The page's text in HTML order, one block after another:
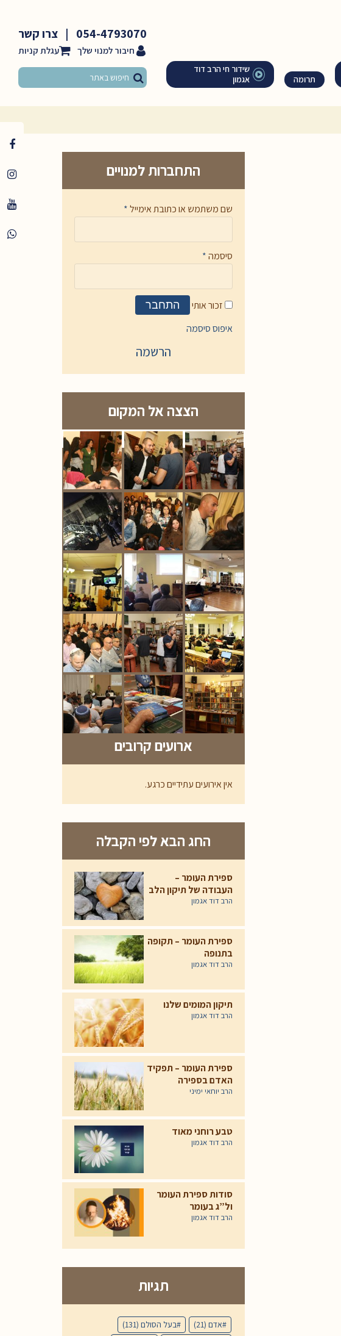
תרומה
שידור חי הרב דוד
אגמון
054-4793070
| צרו קשר
חיבור למנוי שלך
התחברות למנויים
שם משתמש או כתובת אימייל*
סיסמה*
זכור אותי התחבר
איפוס סיסמה
הרשמה
הצצה אל המקום
ארועים קרובים
אין אירועים עתידיים כרגע.
החג הבא לפי הקבלה
ספירת העומר –
העבודה של תיקון הלב
הרב דוד אגמון
ספירת העומר – תקופה
בתנופה
הרב דוד אגמון
תיקון המומים שלנו
הרב דוד אגמון
ספירת העומר – תפקיד
האדם בספירה
הרב יוחאי ימיני
טבע רוחני מאוד
הרב דוד אגמון
סודות ספירת העומר
ול”ג בעומר
הרב דוד אגמון
תגיות
אדם (21) בעל הסולם (131)